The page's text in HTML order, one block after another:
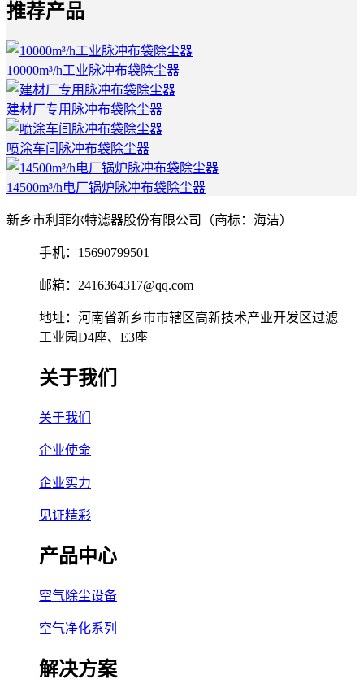
推荐产品
10000m³/h工业脉冲布袋除尘器
建材厂专用脉冲布袋除尘器
喷涂车间脉冲布袋除尘器
14500m³/h电厂锅炉脉冲布袋除尘器
新乡市利菲尔特滤器股份有限公司（商标：海洁）
手机：15690799501
邮箱：2416364317@qq.com
地址：河南省新乡市市辖区高新技术产业开发区过滤
工业园D4座、E3座
关于我们
关于我们
企业使命
企业实力
见证精彩
产品中心
空气除尘设备
空气净化系列
解决方案